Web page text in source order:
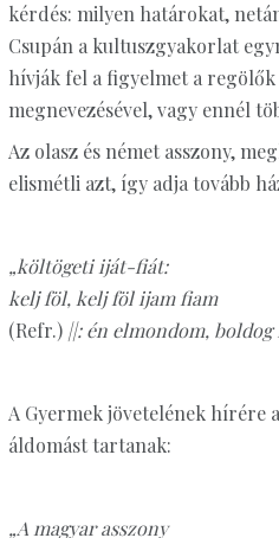
kérdés: milyen határokat,
Csupán a kultuszgyakorlat
hívják fel a figyelmet a
megnevezésével, vagy ennél
Az olasz és német asszony,
elismétli azt, így adja tovább
„költögeti iját-fiát:
kelj föl, kelj föl ijam fiam
(Refr.) ||: én elmondom, boldog
A Gyermek jövetelének hírére
áldomást tartanak:
„A magyar asszony